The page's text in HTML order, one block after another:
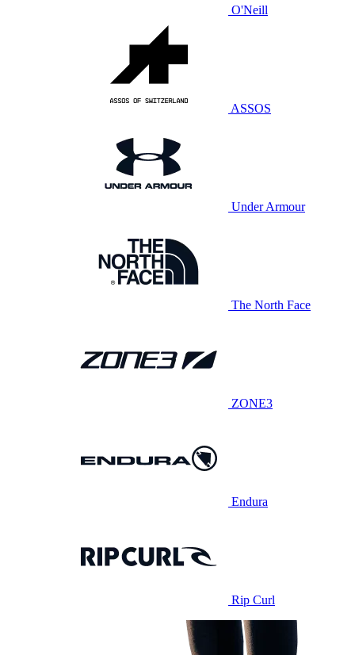
O'Neill
ASSOS
Under Armour
The North Face
ZONE3
Endura
Rip Curl